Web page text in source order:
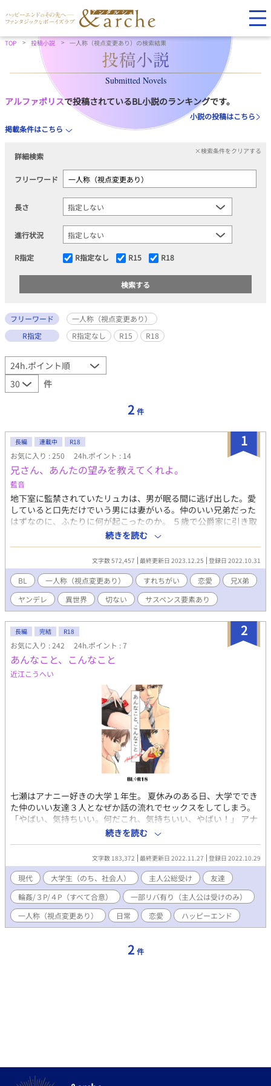
TOP 投稿小説 一人称（視点変更あり）の検索結果
Submitted Novels
アルファポリスで投稿されているBL小説のランキングです。
小説の投稿はこちら
掲載条件はこちら
詳細検索
×検索条件をクリアする
フリーワード
長さ
進行状況
R指定 R指定なし R15 R18
フリーワード
一人称（視点変更あり）
R指定
R指定なし R15 R18
件
2 件
1
長編 連載中 R18
お気に入り : 250 24h.ポイント : 14
兄さん、あんたの望みを教えてくれよ。
藍音
地下室に監禁されていたリュカは、男が眠る間に逃げ出した。愛
していると口先だけでいう男には妻がいる。仲のいい兄弟だった
はずなのに、ふたりに何が起こったのか。 ５歳で公爵家に引き取
られた妾腹のリュカは、唯一優しくしてくれた嫡男のマティアス
になつき、いつかその思いは恋から執着に変わってく。一方マテ
ィアスもリュカにどうしようもないほど惹かれていた。 愛すれば
愛するほど泥沼にはまり、すれ違っていくふたり。そして、ふた
りの出す結論は？ ヤンデレ注意報。 藍音大好物のヤンデレもので
す。お笑い要素封印で頑張ります。 兄×弟、監禁陵辱あり。地雷
の方はご注意ください。 作中、主人公と女性の絡みがあります。
（直接的な表現はありません。主人公以外はあります汗） ついで
に、残酷なシーンも含みます。（藍音は下手くそなホラーも書い
てますので、そういう人の書く作品だと思ってください） 残酷な
シーンを含む場合は、注意喚起をします。 苦手な方、そして大好
物の方用に、※印ありです。 ※キスぐらい→※※まあまあ
→※※※がっつり ※閲覧注意 は残酷なシーンを含む ですが、作
者粗忽者のため、時々忘れます。ご注意ください。 令和５年５月
１４日 章立てを変更しました。（びっくりした方いらしたらご
続きを読む
文字数 572,457 最終更新日 2023.12.25 登録日 2022.10.31
BL 一人称（視点変更あり） すれちがい 恋愛
兄X弟
ヤンデレ
異世界 切ない サスペンス要素あり
2
長編 完結 R18
お気に入り : 242 24h.ポイント : 7
あんなこと、こんなこと
近江こうへい
七瀬はアナニー好きの大学１年生。 夏休みのある日、大学ででき
た仲のいい友達３人となぜか話の流れでセックスをしてしまう。
「やばい、気持ちいい。何だこれ、気持ちいい、やばい！」 アナ
ニーなんて子供だましにすぎなかったんだと気付いたら、すっか
りアナニーでは満足できない身体になってしまった七瀬。 そし
て、友達だったはずの有川・井田・宇山の３人もまた、どんどん
七瀬とのエロい遊びにハマっていってしまい……。 そこにあるの
は、性欲なのか友情なのか、それとも。 セックスに耽りつつもそ
れぞれの想いは少しずつ育ち、やがて長い長い恋愛に至る日々の
お話。 （エロ満載ですが、ちゃんと恋愛もしています） ※それぞ
れの登場人物視点 ※注意：一部リバ有り（主人公は受けのみ） ※
登場人物紹介イラストは、最終話の後 ※口語の雰囲気を重視し
あえて使っている箇所があります。気になる方もいらっしゃると
思いますが、お含みおきいただけると幸いです。 【ムーンライト
続きを読む
文字数 183,372 最終更新日 2022.11.27 登録日 2022.10.29
現代 大学生（のち、社会人） 主人公総受け
友達
輪姦/３P/４P（すべて合意）
一部リバ有り（主人公は受けのみ）
一人称（視点変更あり）
日常 恋愛 ハッピーエンド
2 件